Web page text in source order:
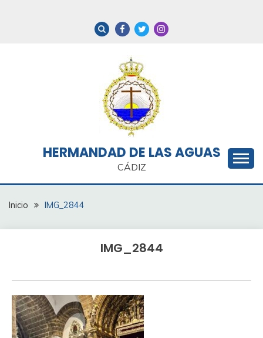
HERMANDAD DE LAS AGUAS
CÁDIZ
Inicio IMG_2844
IMG_2844